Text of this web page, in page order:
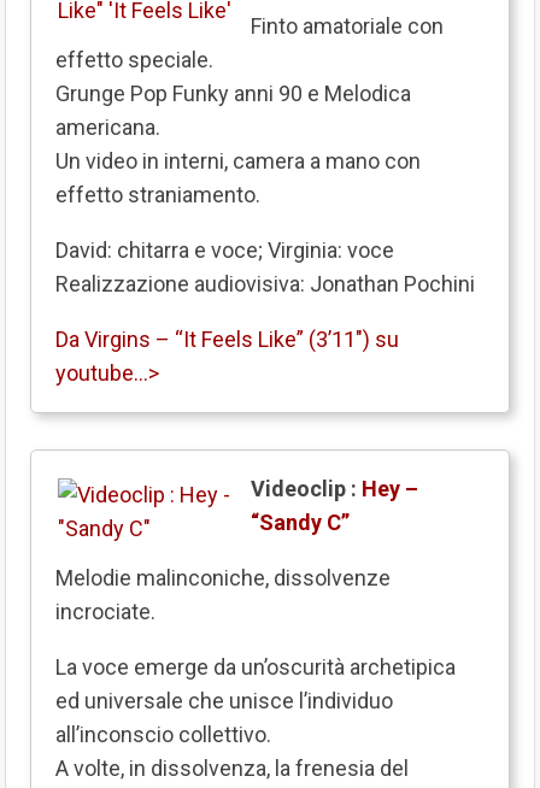
Finto amatoriale con
effetto speciale.
Grunge Pop Funky anni 90 e Melodica
americana.
Un video in interni, camera a mano con
effetto straniamento.
David: chitarra e voce; Virginia: voce
Realizzazione audiovisiva: Jonathan Pochini
Da Virgins – “It Feels Like” (3’11″) su
youtube…>
Videoclip : Hey –
“Sandy C”
Melodie malinconiche, dissolvenze
incrociate.
La voce emerge da un’oscurità archetipica
ed universale che unisce l’individuo
all’inconscio collettivo.
A volte, in dissolvenza, la frenesia del